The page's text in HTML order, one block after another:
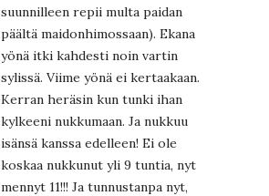
suunnilleen repii multa paidan
päältä maidonhimossaan). Ekana
yönä itki kahdesti noin vartin
sylissä. Viime yönä ei kertaakaan.
Kerran heräsin kun tunki ihan
kylkeeni nukkumaan. Ja nukkuu
isänsä kanssa edelleen! Ei ole
koskaa nukkunut yli 9 tuntia, nyt
mennyt 11!!! Ja tunnustanpa nyt,